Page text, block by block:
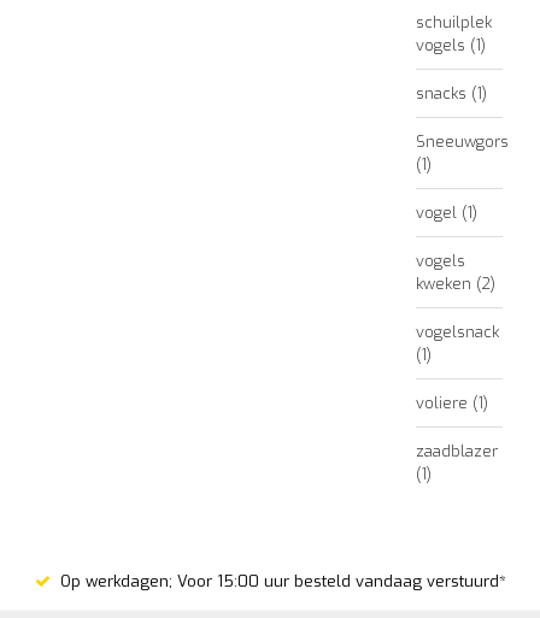
schuilplek
vogels (1)
snacks (1)
Sneeuwgors
(1)
vogel (1)
vogels
kweken (2)
vogelsnack
(1)
voliere (1)
zaadblazer
(1)
Op werkdagen; Voor 15:00 uur besteld vandaag verstuurd*